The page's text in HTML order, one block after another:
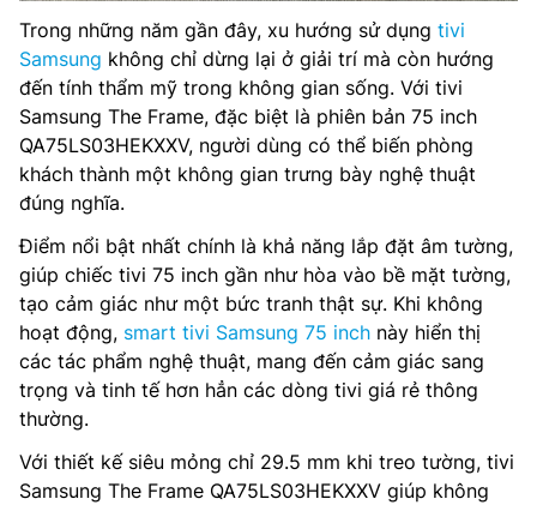
Trong những năm gần đây, xu hướng sử dụng tivi
Samsung không chỉ dừng lại ở giải trí mà còn hướng
đến tính thẩm mỹ trong không gian sống. Với tivi
Samsung The Frame, đặc biệt là phiên bản 75 inch
QA75LS03HEKXXV, người dùng có thể biến phòng
khách thành một không gian trưng bày nghệ thuật
đúng nghĩa.
Điểm nổi bật nhất chính là khả năng lắp đặt âm tường,
giúp chiếc tivi 75 inch gần như hòa vào bề mặt tường,
tạo cảm giác như một bức tranh thật sự. Khi không
hoạt động, smart tivi Samsung 75 inch này hiển thị
các tác phẩm nghệ thuật, mang đến cảm giác sang
trọng và tinh tế hơn hẳn các dòng tivi giá rẻ thông
thường.
Với thiết kế siêu mỏng chỉ 29.5 mm khi treo tường, tivi
Samsung The Frame QA75LS03HEKXXV giúp không